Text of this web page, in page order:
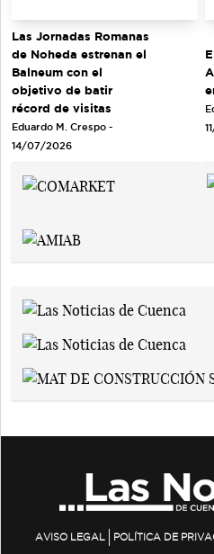
Las Jornadas Romanas
de Noheda estrenan el
Balneum con el
objetivo de batir
récord de visitas
Eduardo M. Crespo -
14/07/2026
AVISO LEGAL POLÍTICA DE